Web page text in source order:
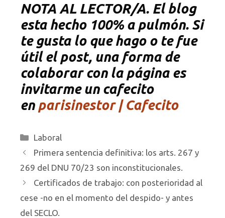
NOTA AL LECTOR/A. El blog
esta hecho 100% a pulmón. Si
te gusta lo que hago o te fue
útil el post, una forma de
colaborar con la página es
invitarme un cafecito
en parisinestor | Cafecito
Categorías
Laboral
Primera sentencia definitiva: los arts. 267 y
269 del DNU 70/23 son inconstitucionales.
Certificados de trabajo: con posterioridad al
cese -no en el momento del despido- y antes
del SECLO.